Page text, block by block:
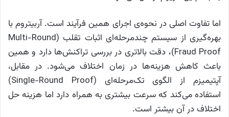
اما تفاوت اصلی در نحوه‌ی اجرای همین فرآیند است. آربیتروم با
بهره‌گیری از سیستم چندمرحله‌ای اثبات تقلب (Multi-Round
Fraud Proof)، دقت بالاتری در بررسی تراکنش‌ها دارد و همین
باعث کاهش هزینه‌ها در زمان اختلاف می‌شود. در مقابل،
آپتیمیزم از الگوی تک‌مرحله‌ای (Single-Round Proof)
استفاده می‌کند که سرعت بیشتری به همراه دارد اما هزینه‌ حل
اختلاف در آن بیشتر است.